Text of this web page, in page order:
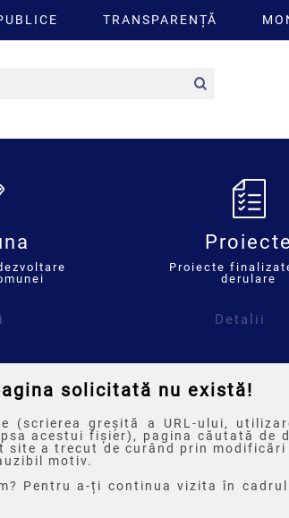
TRANSPARENȚĂ
Proiecte
Proiecte
derulare
Detalii
solicitată nu există!
(scrierea greșită a URL-ului,
acestui fișier), pagina căutată de
site a trecut de curând prin modificări
motiv.
Pentru a-ți continua vizita în